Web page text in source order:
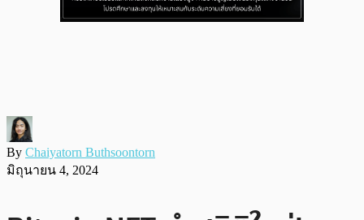
By Chaiyatorn Buthsoontorn
มิถุนายน 4, 2024